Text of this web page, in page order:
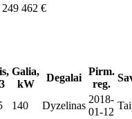
249 462 €
Galia,
kW
Degalai
Pirm.
reg.
140 Dyzelinas
2018-
01-12